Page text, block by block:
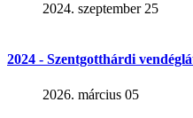
2024. szeptember 25
2024 - Szentgotthárdi
2026. március 05